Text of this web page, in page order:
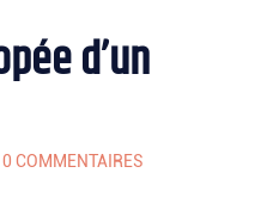
d’un
0 COMMENTAIRES